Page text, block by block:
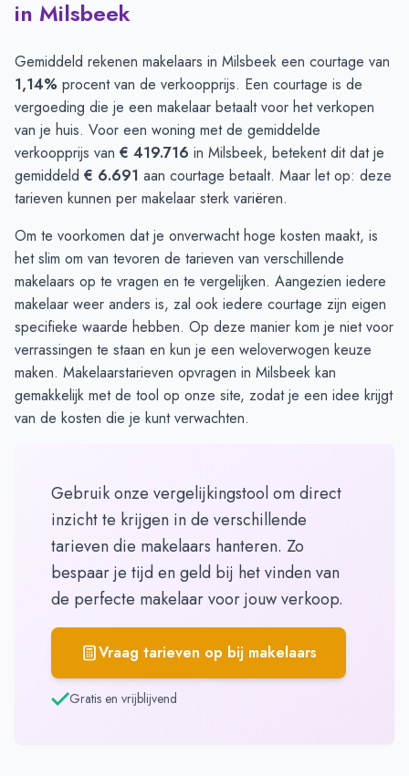
in Milsbeek
Gemiddeld rekenen makelaars in Milsbeek een courtage van
1,14% procent van de verkoopprijs. Een courtage is de
vergoeding die je een makelaar betaalt voor het verkopen
van je huis. Voor een woning met de gemiddelde
verkoopprijs van € 419.716 in Milsbeek, betekent dit dat je
gemiddeld € 6.691 aan courtage betaalt. Maar let op: deze
tarieven kunnen per makelaar sterk variëren.
Om te voorkomen dat je onverwacht hoge kosten maakt, is
het slim om van tevoren de tarieven van verschillende
makelaars op te vragen en te vergelijken. Aangezien iedere
makelaar weer anders is, zal ook iedere courtage zijn eigen
specifieke waarde hebben. Op deze manier kom je niet voor
verrassingen te staan en kun je een weloverwogen keuze
maken. Makelaarstarieven opvragen in Milsbeek kan
gemakkelijk met de tool op onze site, zodat je een idee krijgt
van de kosten die je kunt verwachten.
Gebruik onze vergelijkingstool om direct
inzicht te krijgen in de verschillende
tarieven die makelaars hanteren. Zo
bespaar je tijd en geld bij het vinden van
de perfecte makelaar voor jouw verkoop.
Vraag tarieven op bij makelaars
Gratis en vrijblijvend